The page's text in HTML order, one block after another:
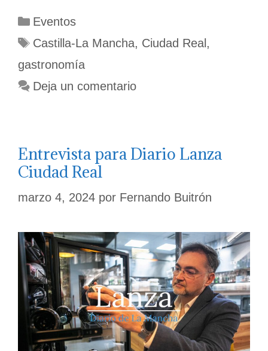
Categorías
Eventos
Etiquetas
Castilla-La Mancha, Ciudad Real ,
gastronomía
Deja un comentario
Entrevista para Diario Lanza
Ciudad Real
marzo 4, 2024 por Fernando Buitrón